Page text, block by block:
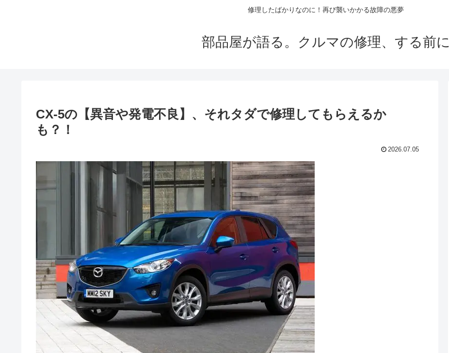
修理したばかりなのに！再び襲いかかる故障の悪夢
部品屋が語る。クルマの修理、する前に
CX-5の【異音や発電不良】、それタダで修理してもらえるか
も？！
2026.07.05